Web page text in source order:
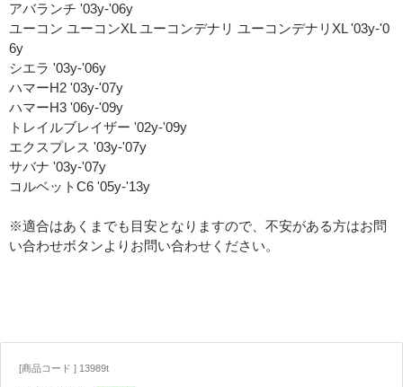
アバランチ '03y-'06y
ユーコン ユーコンXL ユーコンデナリ ユーコンデナリXL '03y-'0
6y
シエラ '03y-'06y
ハマーH2 '03y-'07y
ハマーH3 '06y-'09y
トレイルブレイザー '02y-'09y
エクスプレス '03y-'07y
サバナ '03y-'07y
コルベットC6 '05y-'13y
※適合はあくまでも目安となりますので、不安がある方はお問
い合わせボタンよりお問い合わせください。
[商品コード ] 13989t